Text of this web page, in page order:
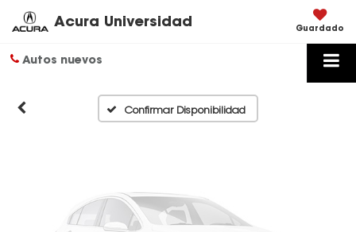
Acura Universidad Guardado
Autos nuevos
Confirmar Disponibilidad
Disponibles
Por favor, revise luego